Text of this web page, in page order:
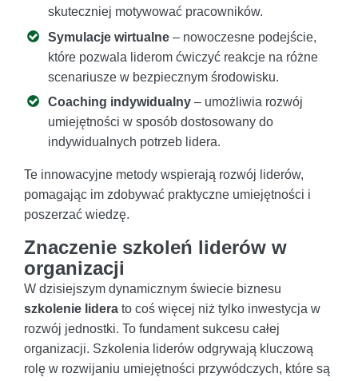
skuteczniej motywować pracowników.
Symulacje wirtualne – nowoczesne podejście,
które pozwala liderom ćwiczyć reakcje na różne
scenariusze w bezpiecznym środowisku.
Coaching indywidualny – umożliwia rozwój
umiejętności w sposób dostosowany do
indywidualnych potrzeb lidera.
Te innowacyjne metody wspierają rozwój liderów,
pomagając im zdobywać praktyczne umiejętności i
poszerzać wiedzę.
Znaczenie szkoleń liderów w
organizacji
W dzisiejszym dynamicznym świecie biznesu
szkolenie lidera to coś więcej niż tylko inwestycja w
rozwój jednostki. To fundament sukcesu całej
organizacji. Szkolenia liderów odgrywają kluczową
rolę w rozwijaniu umiejętności przywódczych, które są